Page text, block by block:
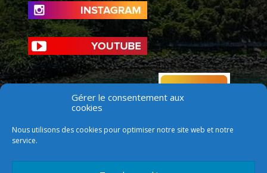
Gérer le consentement aux
cookies
Nous utilisons des cookies pour optimiser notre site web et notre
service.